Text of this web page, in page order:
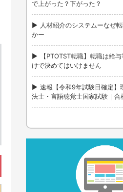
で上がった？下がった？
人材紹介のシステムーなぜ
かー
【PTOTST転職】転職は給
けで決めてはいけません
速報【令和9年試験日確定】
法士・言語聴覚士国家試験｜合